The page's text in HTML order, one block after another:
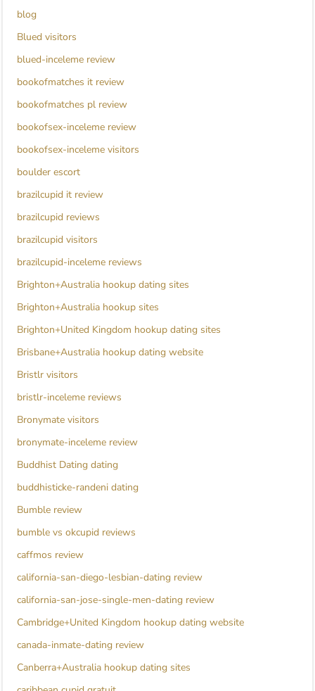
blog
Blued visitors
blued-inceleme review
bookofmatches it review
bookofmatches pl review
bookofsex-inceleme review
bookofsex-inceleme visitors
boulder escort
brazilcupid it review
brazilcupid reviews
brazilcupid visitors
brazilcupid-inceleme reviews
Brighton+Australia hookup dating sites
Brighton+Australia hookup sites
Brighton+United Kingdom hookup dating sites
Brisbane+Australia hookup dating website
Bristlr visitors
bristlr-inceleme reviews
Bronymate visitors
bronymate-inceleme review
Buddhist Dating dating
buddhisticke-randeni dating
Bumble review
bumble vs okcupid reviews
caffmos review
california-san-diego-lesbian-dating review
california-san-jose-single-men-dating review
Cambridge+United Kingdom hookup dating website
canada-inmate-dating review
Canberra+Australia hookup dating sites